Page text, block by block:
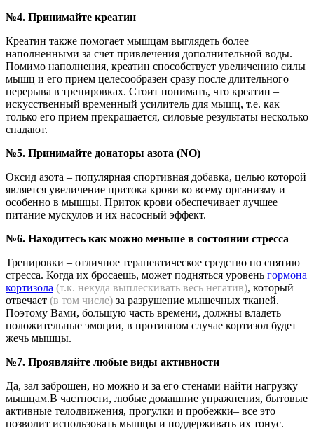
№4. Принимайте креатин
Креатин также помогает мышцам выглядеть более
наполненными за счет привлечения дополнительной воды.
Помимо наполнения, креатин способствует увеличению силы
мышц и его прием целесообразен сразу после длительного
перерыва в тренировках. Стоит понимать, что креатин –
искусственный временный усилитель для мышц, т.е. как
только его прием прекращается, силовые результаты несколько
спадают.
№5. Принимайте донаторы азота (NO)
Оксид азота – популярная спортивная добавка, целью которой
является увеличение притока крови ко всему организму и
особенно в мышцы. Приток крови обеспечивает лучшее
питание мускулов и их насосный эффект.
№6. Находитесь как можно меньше в состоянии стресса
Тренировки – отличное терапевтическое средство по снятию
стресса. Когда их бросаешь, может подняться уровень гормона
кортизола (т.к. некуда выплескивать весь негатив), который
отвечает (в том числе) за разрушение мышечных тканей.
Поэтому Вами, большую часть времени, должны владеть
положительные эмоции, в противном случае кортизол будет
жечь мышцы.
№7. Проявляйте любые виды активности
Да, зал заброшен, но можно и за его стенами найти нагрузку
мышцам.В частности, любые домашние упражнения, бытовые
активные телодвижения, прогулки и пробежки– все это
позволит использовать мышцы и поддерживать их тонус.